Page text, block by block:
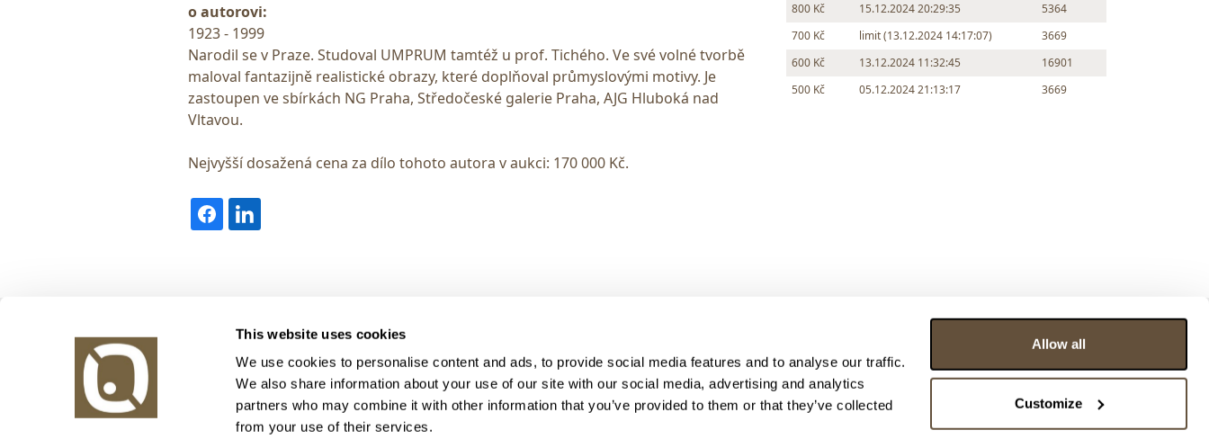
This website uses cookies
We use cookies to personalise content and ads, to provide social media features and to analyse our traffic.
We also share information about your use of our site with our social media, advertising and analytics
partners who may combine it with other information that you’ve provided to them or that they’ve collected
from your use of their services.
Allow all
Customize
o autorovi:
1923 - 1999
Narodil se v Praze. Studoval UMPRUM tamtéž u prof. Tichého. Ve své volné tvorbě
maloval fantazijně realistické obrazy, které doplňoval průmyslovými motivy. Je
zastoupen ve sbírkách NG Praha, Středočeské galerie Praha, AJG Hluboká nad
Vltavou.
Nejvyšší dosažená cena za dílo tohoto autora v aukci: 170 000 Kč.
800 Kč
15.12.2024 20:29:35
5364
700 Kč
limit (13.12.2024 14:17:07)
3669
600 Kč
13.12.2024 11:32:45
16901
500 Kč
05.12.2024 21:13:17 3669
Korunní 972/75
130 00 Praha 3
tel.: +420 800 10 10 10, +420 737 196 183
E-mail: info@obrazyvaukci.cz
> Obchodní podmínky
> Kontakty
> GDPR